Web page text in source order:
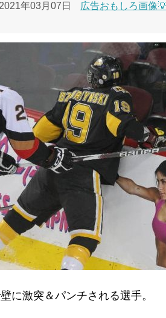
2021年03月07日 広告おもしろ画像
に激突＆パンチされる選手。